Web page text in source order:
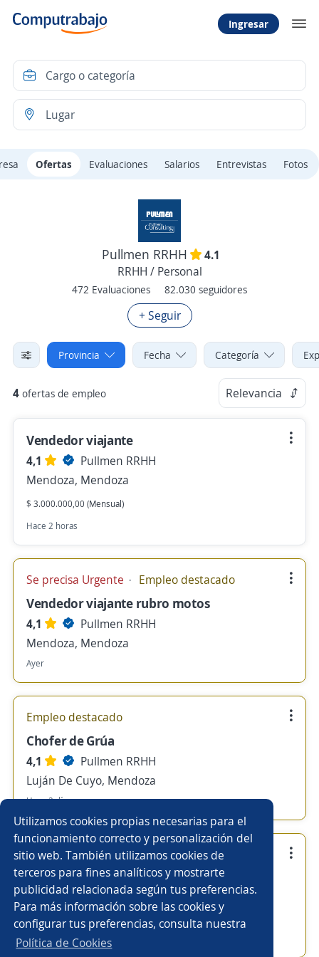
Utilizamos cookies propias necesarias para el
funcionamiento correcto y personalización del
sitio web. También utilizamos cookies de
terceros para fines analíticos y mostrarte
publicidad relacionada según tus preferencias.
Para más información sobre las cookies y
configurar tus preferencias, consulta nuestra
Política de Cookies
Ingresar
Ofertas Evaluaciones Salarios Entrevistas Fotos
Pullmen RRHH
4.1
RRHH / Personal
472 Evaluaciones 82.030 seguidores
+ Seguir
Provincia Fecha Categoría
4 ofertas de empleo Relevancia
Vendedor viajante
4,1
Pullmen RRHH
Mendoza, Mendoza
$ 3.000.000,00 (Mensual)
Hace 2 horas
Se precisa Urgente Empleo destacado
Vendedor viajante rubro motos
4,1
Pullmen RRHH
Mendoza, Mendoza
Ayer
Empleo destacado
Chofer de Grúa
4,1
Pullmen RRHH
Luján De Cuyo, Mendoza
Hace 2 días
Empleo destacado
Chofer de Grúa
4,1
Pullmen RRHH
Las Heras, Mendoza
Hace 2 días